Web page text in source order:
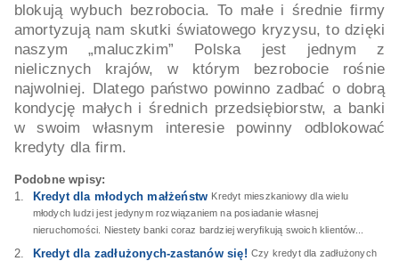
blokują wybuch bezrobocia. To małe i średnie firmy
amortyzują nam skutki światowego kryzysu, to dzięki
naszym „maluczkim” Polska jest jednym z
nielicznych krajów, w którym bezrobocie rośnie
najwolniej. Dlatego państwo powinno zadbać o dobrą
kondycję małych i średnich przedsiębiorstw, a banki
w swoim własnym interesie powinny odblokować
kredyty dla firm.
Podobne wpisy:
Kredyt dla młodych małżeństw Kredyt mieszkaniowy dla wielu
młodych ludzi jest jedynym rozwiązaniem na posiadanie własnej
nieruchomości. Niestety banki coraz bardziej weryfikują swoich klientów...
Kredyt dla zadłużonych-zastanów się! Czy kredyt dla zadłużonych